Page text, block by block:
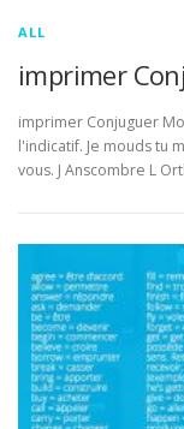
ALL
imprimer
imprimer Conjuguer
l'indicatif. Je mouds tu
vous. J Anscombre L